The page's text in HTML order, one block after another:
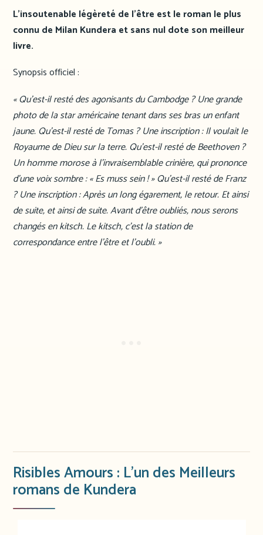
L’insoutenable légèreté de l’être est le roman le plus
connu de Milan Kundera et sans nul dote son meilleur
livre.
Synopsis officiel :
« Qu’est-il resté des agonisants du Cambodge ? Une grande
photo de la star américaine tenant dans ses bras un enfant
jaune. Qu’est-il resté de Tomas ? Une inscription : Il voulait le
Royaume de Dieu sur la terre. Qu’est-il resté de Beethoven ?
Un homme morose à l’invraisemblable crinière, qui prononce
d’une voix sombre : « Es muss sein ! » Qu’est-il resté de Franz
? Une inscription : Après un long égarement, le retour. Et ainsi
de suite, et ainsi de suite. Avant d’être oubliés, nous serons
changés en kitsch. Le kitsch, c’est la station de
correspondance entre l’être et l’oubli. »
Risibles Amours : L’un des Meilleurs
romans de Kundera